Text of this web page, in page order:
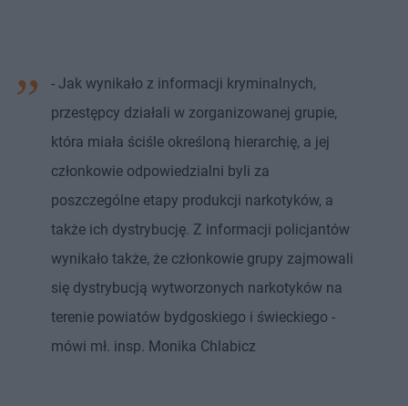
- Jak wynikało z informacji kryminalnych,
przestępcy działali w zorganizowanej grupie,
która miała ściśle określoną hierarchię, a jej
członkowie odpowiedzialni byli za
poszczególne etapy produkcji narkotyków, a
także ich dystrybucję. Z informacji policjantów
wynikało także, że członkowie grupy zajmowali
się dystrybucją wytworzonych narkotyków na
terenie powiatów bydgoskiego i świeckiego -
mówi mł. insp. Monika Chlabicz